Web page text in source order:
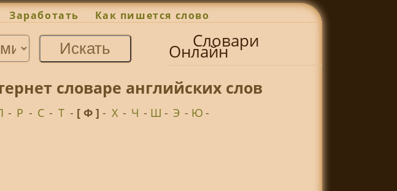
Заработать Как пишется слово
Словари
Онлайн
словаре английских слов
- Р - С - Т - [ Ф ] - Х - Ч - Ш - Э - Ю-